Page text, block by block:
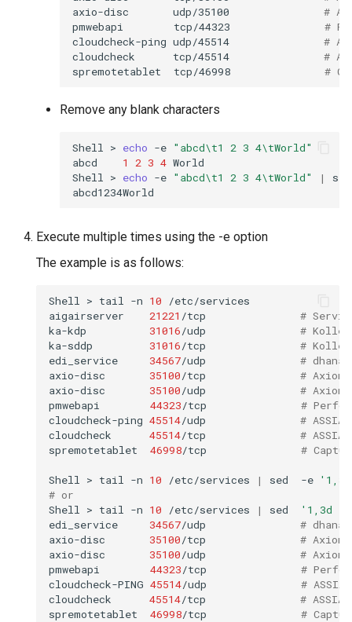
axio-disc
udp/35100
#
pmwebapi
tcp/44323
#
cloudcheck-ping udp/45514
#
cloudcheck
tcp/45514
#
spremotetablet
tcp/46998 #
Remove any blank characters
Shell > echo -e "abcd\t1 2 3 4\tWorld"
abcd
1 2 3 4 World
Shell
> echo -e "abcd\t1 2 3 4\tWorld" |
sed
Execute multiple times using the -e option
The example is as follows:
Shell > tail -n 10
/etc/services
aigairserver
21221 /tcp
#
ka-kdp
31016/udp
#
ka-sddp
31016/tcp
#
edi_service
34567/udp
#
axio-disc
35100/tcp
#
axio-disc
35100/udp
#
pmwebapi
44323/tcp
#
cloudcheck-ping 45514/udp
# ASSIA
cloudcheck
45514/tcp
# ASSIA
spremotetablet
46998/tcp #
Shell > tail -n 10 /etc/services | sed -e
# or
Shell
> tail -n 10 /etc/services | sed
'1,3d ;
edi_service
34567/udp
#
axio-disc
35100/tcp
#
axio-disc
35100/udp
#
pmwebapi
44323/tcp
#
cloudcheck-PING 45514/udp
# ASSIA
cloudcheck
45514/tcp
# ASSIA
spremotetablet
46998/tcp #